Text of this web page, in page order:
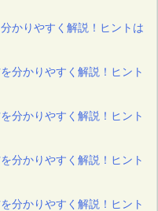
かりやすく解説！ヒントは
分かりやすく解説！ヒント
分かりやすく解説！ヒント
分かりやすく解説！ヒント
分かりやすく解説！ヒント